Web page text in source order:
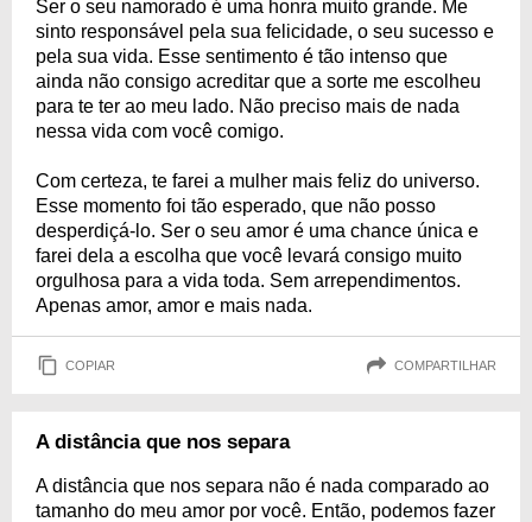
Ser o seu namorado é uma honra muito grande. Me
sinto responsável pela sua felicidade, o seu sucesso e
pela sua vida. Esse sentimento é tão intenso que
ainda não consigo acreditar que a sorte me escolheu
para te ter ao meu lado. Não preciso mais de nada
nessa vida com você comigo.
Com certeza, te farei a mulher mais feliz do universo.
Esse momento foi tão esperado, que não posso
desperdiçá-lo. Ser o seu amor é uma chance única e
farei dela a escolha que você levará consigo muito
orgulhosa para a vida toda. Sem arrependimentos.
Apenas amor, amor e mais nada.
COPIAR COMPARTILHAR
A distância que nos separa
A distância que nos separa não é nada comparado ao
tamanho do meu amor por você. Então, podemos fazer